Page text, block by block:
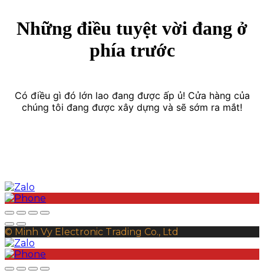
Những điều tuyệt vời đang ở
phía trước
Có điều gì đó lớn lao đang được ấp ủ! Cửa hàng của
chúng tôi đang được xây dựng và sẽ sớm ra mắt!
© Minh Vy Electronic Trading Co., Ltd